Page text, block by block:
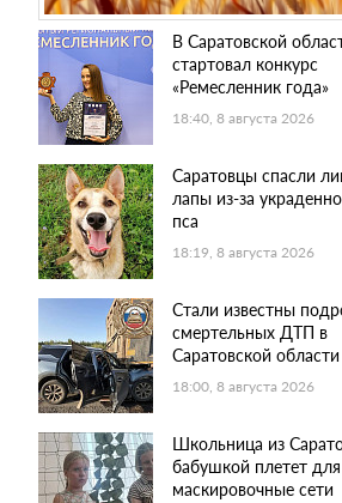
В Саратовской
стартовал конкурс
«Ремесленник года»
18:40, 8 августа 2026
Саратовцы спасли
лапы из-за
пса
18:19, 8 августа 2026
Стали известны
смертельных ДТП в
Саратовской области
18:00, 8 августа 2026
Школьница из
бабушкой плетет
маскировочные сети